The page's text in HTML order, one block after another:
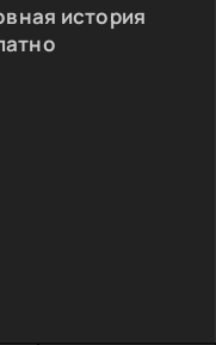
история